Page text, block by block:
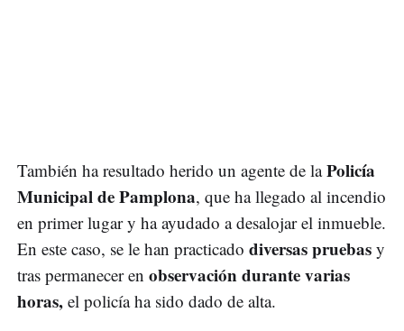
También ha resultado herido un agente de laPolicía
Municipal de Pamplona, que ha llegado al incendio
en primer lugar y ha ayudado a desalojar el inmueble.
En este caso, se le han practicado diversas pruebas y
tras permanecer en observación durante varias
horas, el policía ha sido dado de alta.